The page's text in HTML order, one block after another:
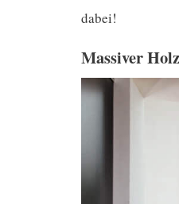
dabei!
Massiver